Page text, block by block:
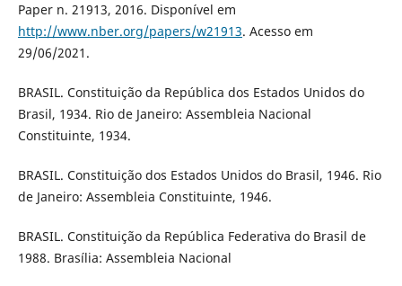
Paper n. 21913, 2016. Disponível em
http://www.nber.org/papers/w21913. Acesso em
29/06/2021.
BRASIL. Constituição da República dos Estados Unidos do
Brasil, 1934. Rio de Janeiro: Assembleia Nacional
Constituinte, 1934.
BRASIL. Constituição dos Estados Unidos do Brasil, 1946. Rio
de Janeiro: Assembleia Constituinte, 1946.
BRASIL. Constituição da República Federativa do Brasil de
1988. Brasília: Assembleia Nacional